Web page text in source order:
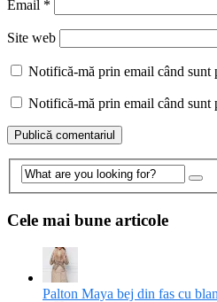
Email *
Site web
Notifică-mă prin email când sunt
Notifică-mă prin email când sunt
Cele mai bune articole
Palton Maya bej din fas cu